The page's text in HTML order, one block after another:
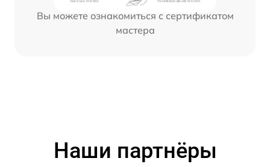
Вы можете ознакомиться с сертификатом
мастера
Наши партнёры